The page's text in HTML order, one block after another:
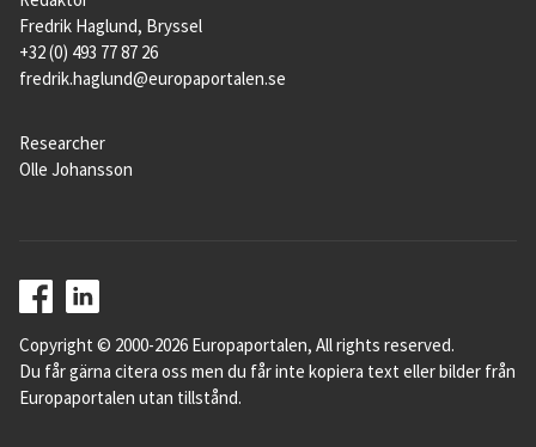
Fredrik Haglund, Bryssel
+32 (0) 493 77 87 26
fredrik.haglund@europaportalen.se
Researcher
Olle Johansson
Copyright © 2000-2026 Europaportalen, All rights reserved.
Du får gärna citera oss men du får inte kopiera text eller bilder från
Europaportalen utan tillstånd.